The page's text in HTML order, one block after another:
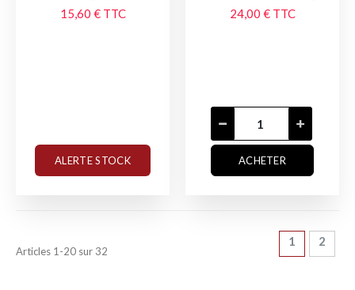
15,60 € TTC
ALERTE STOCK
24,00 € TTC
ACHETER
Articles 1 -20 sur 32
PageVous lisez
1 Page
2